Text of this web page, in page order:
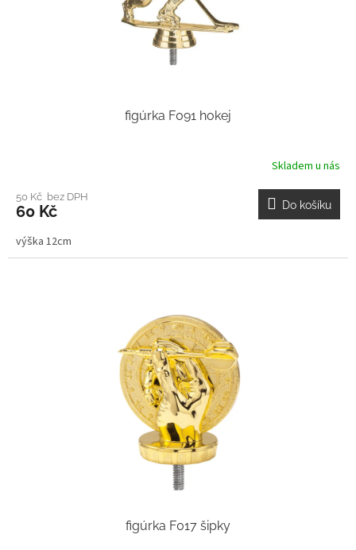
figúrka F091 hokej
Skladem u nás
50 Kč bez DPH
60 Kč Do košíku
výška 12cm
figúrka F017 šipky